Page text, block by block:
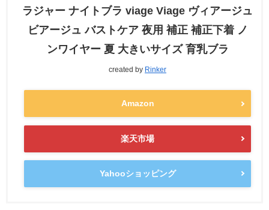
ラジャー ナイトブラ viage Viage ヴィアージュ
ビアージュ バストケア 夜用 補正 補正下着 ノ
ンワイヤー 夏 大きいサイズ 育乳ブラ
created by Rinker
Amazon
楽天市場
Yahooショッピング